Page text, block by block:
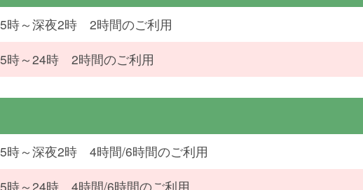
5時～深夜2時 2時間のご利用
5時～24時 2時間のご利用
5時～深夜2時 4時間/6時間のご利用
5時～24時 4時間/6時間のご利用